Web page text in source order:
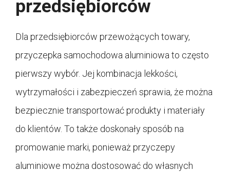
przedsiębiorców
Dla przedsiębiorców przewożących towary,
przyczepka samochodowa aluminiowa to często
pierwszy wybór. Jej kombinacja lekkości,
wytrzymałości i zabezpieczeń sprawia, że można
bezpiecznie transportować produkty i materiały
do klientów. To także doskonały sposób na
promowanie marki, ponieważ przyczepy
aluminiowe można dostosować do własnych